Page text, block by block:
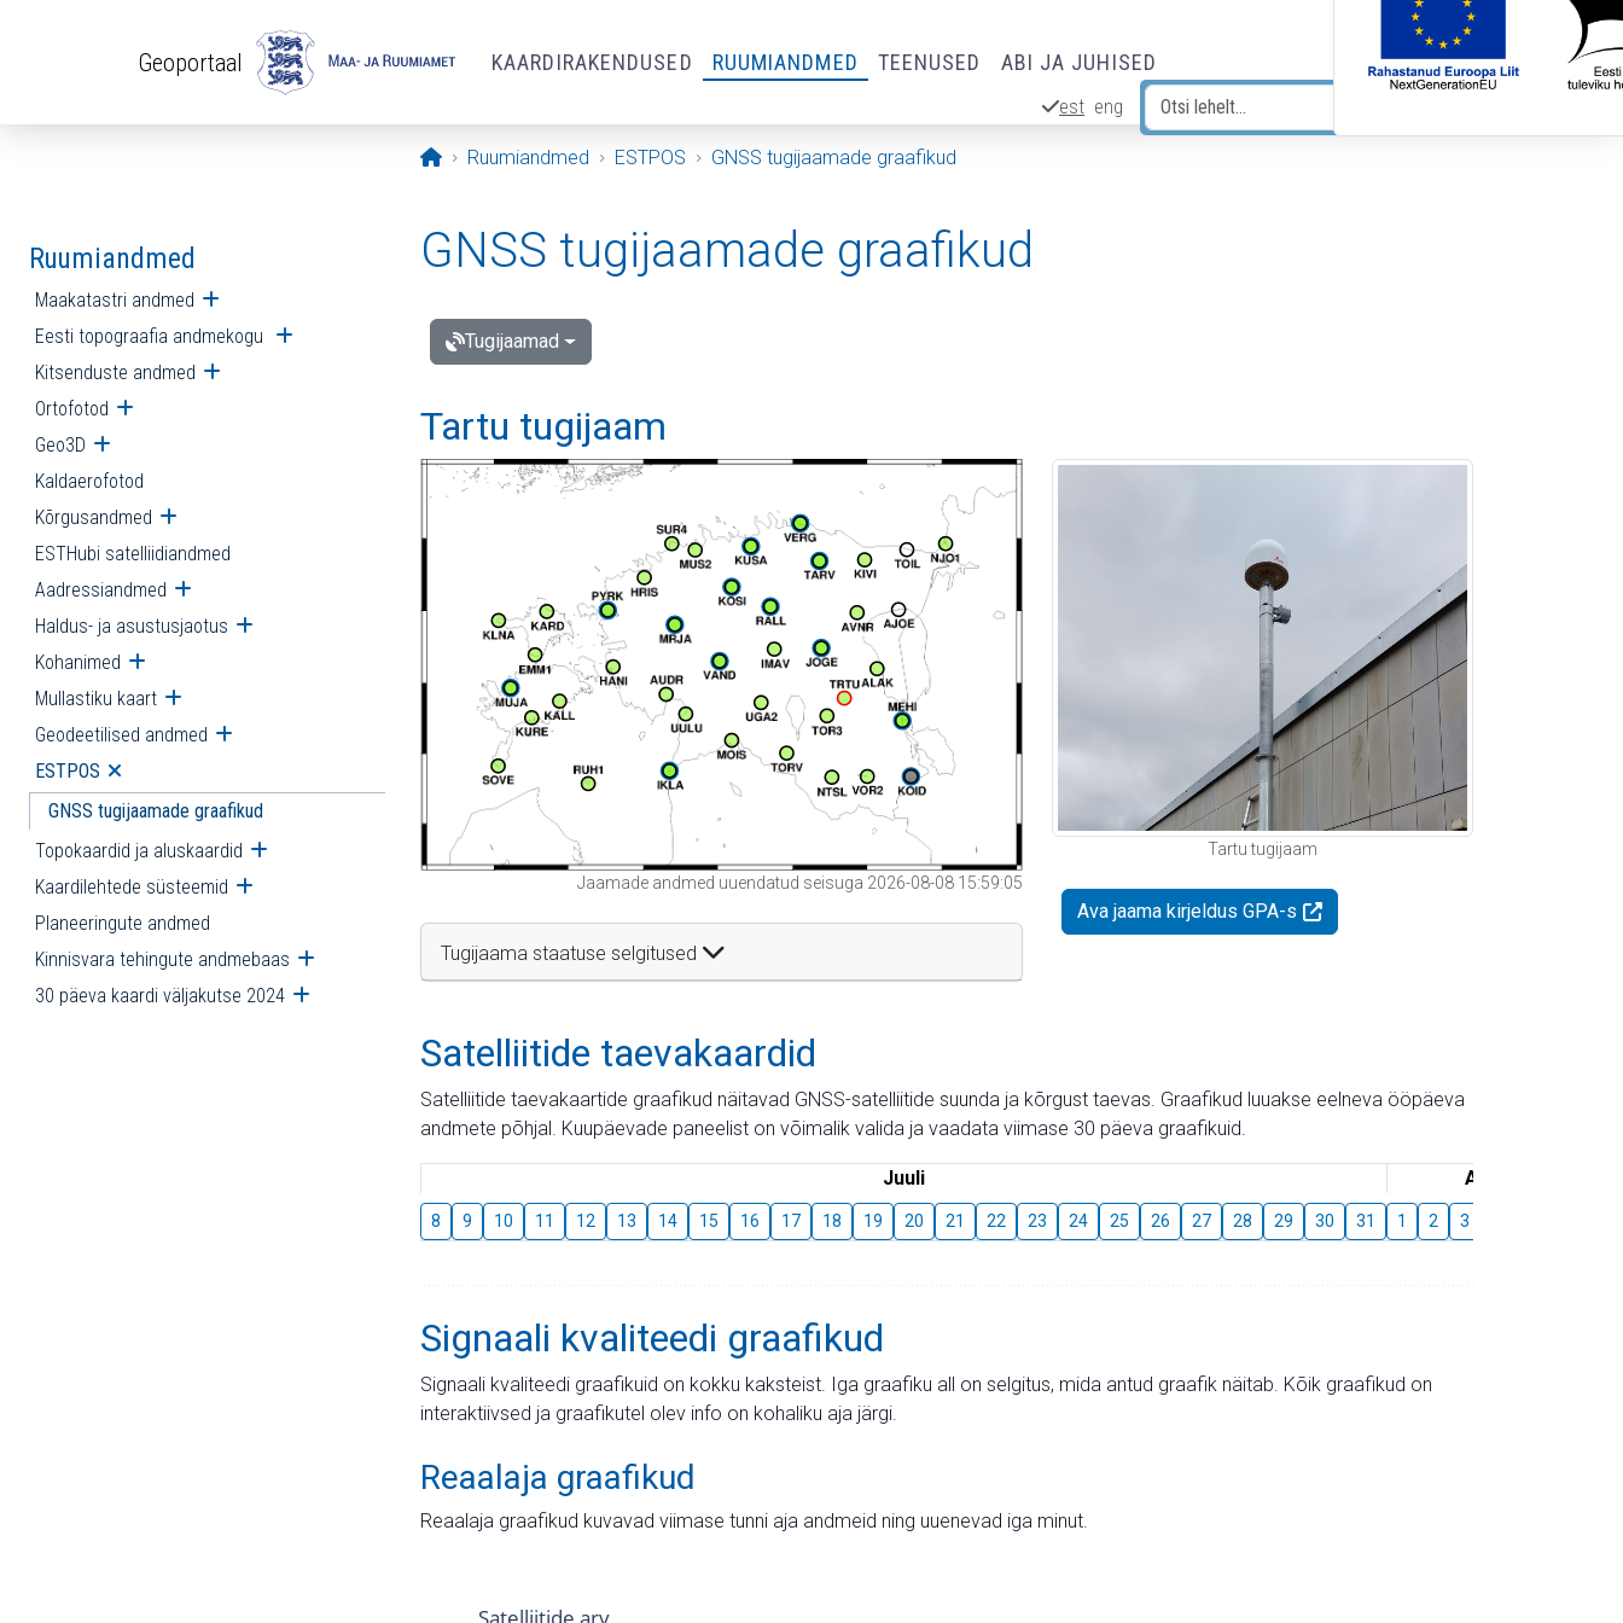
Geoportaal KAARDIRAKENDUSED RUUMIANDMED TEENUSED ABI JA JUHISED
est eng
Avaleht
Ruumiandmed ESTPOS GNSS tugijaamade graafikud
Ruumiandmed
Maakatastri andmed Ava alammenüü
Eesti topograafia andmekogu Ava alammenüü
Kitsenduste andmed Ava alammenüü
Ortofotod Ava alammenüü
Geo3D Ava alammenüü
Kaldaerofotod
Kõrgusandmed Ava alammenüü
ESTHubi satelliidiandmed
Aadressiandmed Ava alammenüü
Haldus- ja asustusjaotus Ava alammenüü
Kohanimed Ava alammenüü
Mullastiku kaart Ava alammenüü
Geodeetilised andmed Ava alammenüü
ESTPOS Ava alammenüü
GNSS tugijaamade graafikud
Topokaardid ja aluskaardid Ava alammenüü
Kaardilehtede süsteemid Ava alammenüü
Planeeringute andmed
Kinnisvara tehingute andmebaas Ava alammenüü
30 päeva kaardi väljakutse 2024 Ava alammenüü
GNSS tugijaamade graafikud
Tugijaamad
Tartu tugijaam
Jaamade andmed uuendatud seisuga 2026-08-08 15:59:05
Tugijaama staatuse selgitused
Tartu tugijaam
Ava jaama kirjeldus GPA-s
Satelliitide taevakaardid
Satelliitide taevakaartide graafikud näitavad GNSS-satelliitide suunda ja kõrgust taevas. Graafikud luuakse eelneva ööpäeva
andmete põhjal. Kuupäevade paneelist on võimalik valida ja vaadata viimase 30 päeva graafikuid.
Juuli August
8 9 10 11 12 13 14 15 16 17 18 19 20 21 22 23 24 25 26 27 28 29 30 31 1 2 3
Signaali kvaliteedi graafikud
Signaali kvaliteedi graafikuid on kokku kaksteist. Iga graafiku all on selgitus, mida antud graafik näitab. Kõik graafikud on
interaktiivsed ja graafikutel olev info on kohaliku aja järgi.
Reaalaja graafikud
Reaalaja graafikud kuvavad viimase tunni aja andmeid ning uuenevad iga minut.